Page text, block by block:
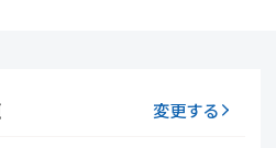
変更する